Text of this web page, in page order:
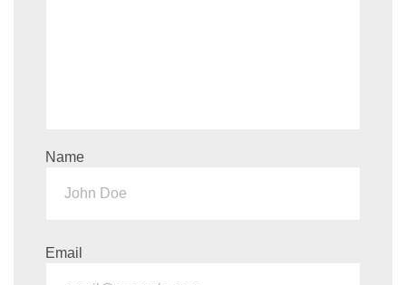
Name
Email